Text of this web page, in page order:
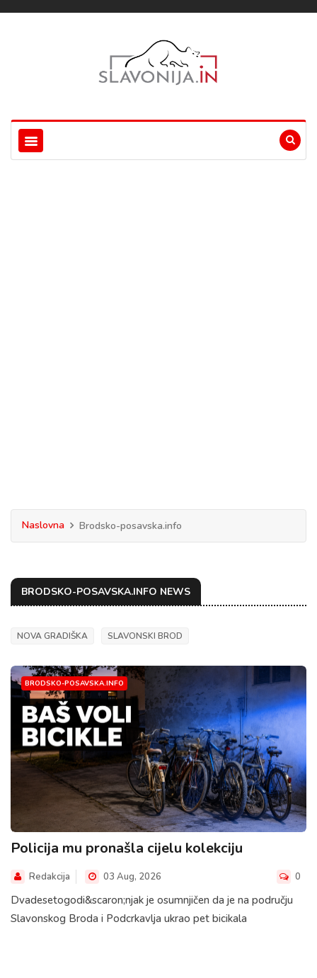
Naslovna Brodsko-posavska.info
BRODSKO-POSAVSKA.INFO NEWS
NOVA GRADIŠKA SLAVONSKI BROD
BRODSKO-POSAVSKA.INFO
Policija mu pronašla cijelu kolekciju
Redakcija 03 Aug, 2026 0
Dvadesetogodi&scaron;njak je osumnjičen da je na području
Slavonskog Broda i Podcrkavlja ukrao pet bicikala